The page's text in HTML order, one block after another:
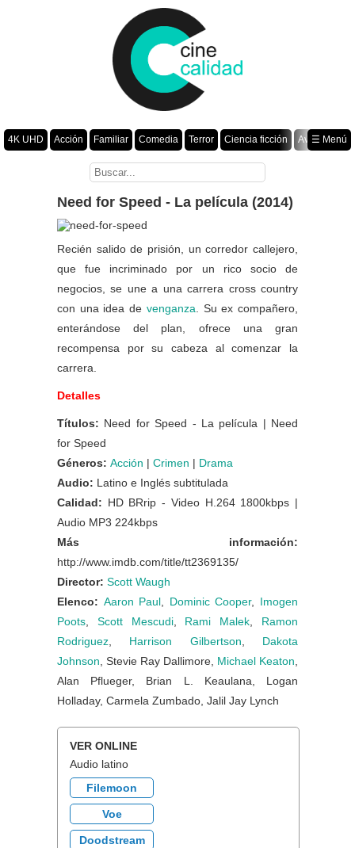
4K UHD Acción Familiar Comedia Terror Ciencia ficción
Aventura
Romance Fantasía Drama Animación Crimen
☰ Menú
Need for Speed - La película (2014)
Recién salido de prisión, un corredor callejero,
que fue incriminado por un rico socio de
negocios, se une a una carrera cross country
con una idea de venganza . Su ex compañero,
enterándose del plan, ofrece una gran
recompensa por su cabeza al comenzar la
carrera.
Detalles
Títulos: Need for Speed - La película | Need
for Speed
Géneros: Acción | Crimen | Drama
Audio: Latino e Inglés subtitulada
Calidad: HD BRrip - Video H.264 1800kbps |
Audio MP3 224kbps
Más información:
http://www.imdb.com/title/tt2369135/
Director: Scott Waugh
Elenco: Aaron Paul Dominic Cooper, Imogen
Poots
Scott Mescudi, Rami Malek
Ramon
Rodriguez
Harrison Gilbertson
Dakota
Johnson , Stevie Ray Dallimore, Michael Keaton
Alan Pflueger, Brian L. Keaulana, Logan
Holladay, Carmela Zumbado, Jalil Jay Lynch
VER ONLINE
Audio latino
Filemoon
Voe
Doodstream